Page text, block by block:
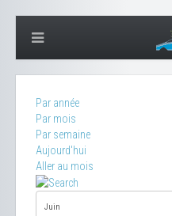
Par année
Par mois
Par semaine
Aujourd'hui
Aller au mois